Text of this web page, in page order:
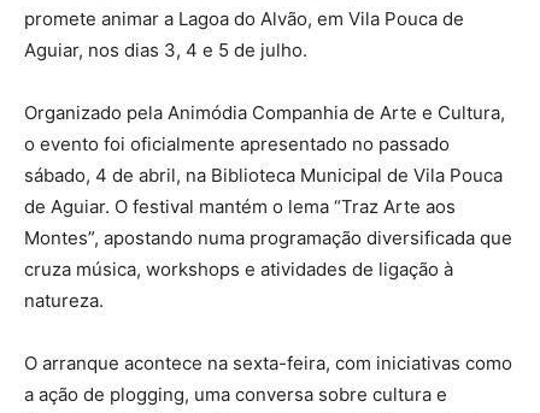
promete animar a Lagoa do Alvão, em Vila Pouca de
Aguiar, nos dias 3, 4 e 5 de julho.
Organizado pela Animódia Companhia de Arte e Cultura,
o evento foi oficialmente apresentado no passado
sábado, 4 de abril, na Biblioteca Municipal de Vila Pouca
de Aguiar. O festival mantém o lema “Traz Arte aos
Montes”, apostando numa programação diversificada que
cruza música, workshops e atividades de ligação à
natureza.
O arranque acontece na sexta-feira, com iniciativas como
a ação de plogging, uma conversa sobre cultura e